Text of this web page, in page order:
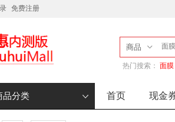
免费注册
商品
热门搜索： 面膜
品分类 首页 现金